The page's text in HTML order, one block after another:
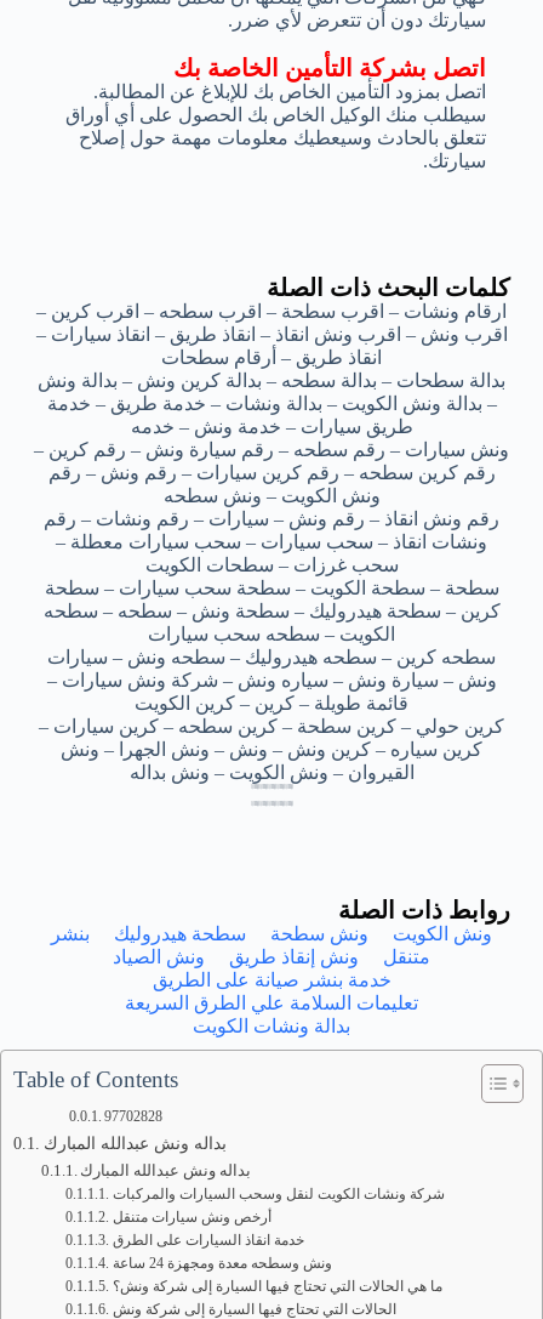
اتصل بشركة التأمين الخاصة بك
اتصل بمزود التأمين الخاص بك للإبلاغ عن المطالبة.
سيطلب منك الوكيل الخاص بك الحصول على أي أوراق
تتعلق بالحادث وسيعطيك معلومات مهمة حول إصلاح
سيارتك.
سيارتك دون أن تتعرض لأي ضرر.
كلمات البحث ذات الصلة
ارقام ونشات – اقرب سطحة – اقرب سطحه – اقرب كرين –
اقرب ونش – اقرب ونش انقاذ – انقاذ طريق – انقاذ سيارات –
انقاذ طريق – أرقام سطحات
بدالة سطحات – بدالة سطحه – بدالة كرين ونش – بدالة ونش
– بدالة ونش الكويت – بدالة ونشات – خدمة طريق – خدمة
طريق سيارات – خدمة ونش – خدمه
ونش سيارات – رقم سطحه – رقم سيارة ونش – رقم كرين –
رقم كرين سطحه – رقم كرين سيارات – رقم ونش – رقم
ونش الكويت – ونش سطحه
رقم ونش انقاذ – رقم ونش – سيارات – رقم ونشات – رقم
ونشات انقاذ – سحب سيارات – سحب سيارات معطلة –
سحب غرزات – سطحات الكويت
سطحة – سطحة الكويت – سطحة سحب سيارات – سطحة
كرين – سطحة هيدروليك – سطحة ونش – سطحه – سطحه
الكويت – سطحه سحب سيارات
سطحه كرين – سطحه هيدروليك – سطحه ونش – سيارات
ونش – سيارة ونش – سياره ونش – شركة ونش سيارات –
قائمة طويلة – كرين – كرين الكويت
كرين حولي – كرين سطحة – كرين سطحه – كرين سيارات –
كرين سياره – كرين ونش – ونش – ونش الجهرا – ونش
القيروان – ونش الكويت – ونش بداله
روابط ذات الصلة
ونش الكويت ونش سطحة سطحة هيدروليك
بنشر
متنقل
ونش إنقاذ طريق
ونش الصياد
خدمة بنشر صيانة على الطريق
تعليمات السلامة علي الطرق السريعة
بدالة ونشات الكويت
Table of Contents
97702828
بداله ونش عبدالله المبارك
بداله ونش عبدالله المبارك
شركة ونشات الكويت لنقل وسحب السيارات والمركبات
أرخص ونش سيارات متنقل
خدمة انقاذ السيارات على الطرق
ونش وسطحه معدة ومجهزة 24 ساعة
ما هي الحالات التي تحتاج فيها السيارة إلى شركة ونش؟
الحالات التي تحتاج فيها السيارة إلى شركة ونش